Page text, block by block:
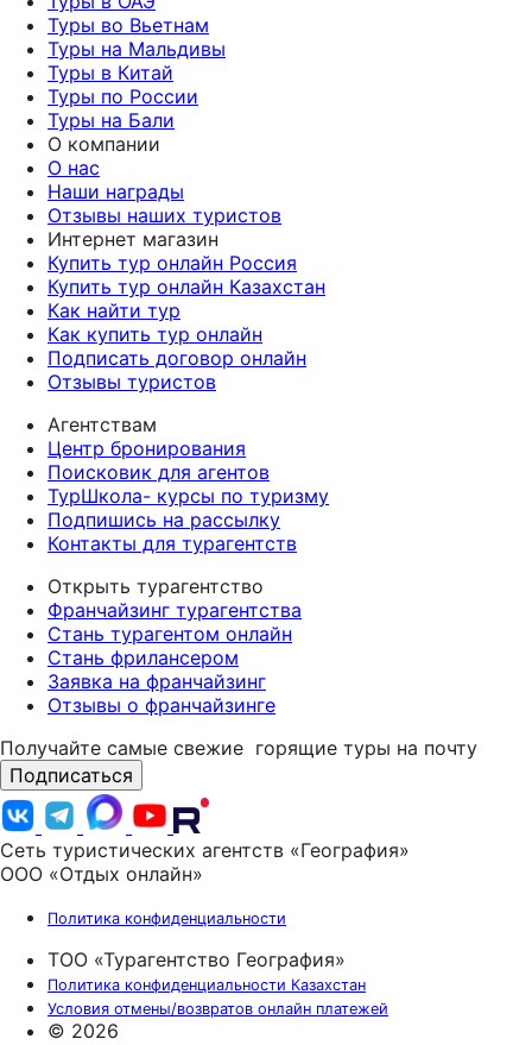
Туры во Вьетнам
Туры на Мальдивы
Туры в Китай
Туры по России
Туры на Бали
О компании
О нас
Наши награды
Отзывы наших туристов
Интернет магазин
Купить тур онлайн Россия
Купить тур онлайн Казахстан
Как найти тур
Как купить тур онлайн
Подписать договор онлайн
Отзывы туристов
Агентствам
Центр бронирования
Поисковик для агентов
ТурШкола- курсы по туризму
Подпишись на рассылку
Контакты для турагентств
Открыть турагентство
Франчайзинг турагентства
Стань турагентом онлайн
Стань фрилансером
Заявка на франчайзинг
Отзывы о франчайзинге
Получайте самые свежие горящие туры на почту
Подписаться
Сеть туристических агентств «География»
ООО «Отдых онлайн»
Политика конфиденциальности
ТОО «Турагентство География»
Политика конфиденциальности Казахстан
Условия отмены/возвратов онлайн платежей
© 2026